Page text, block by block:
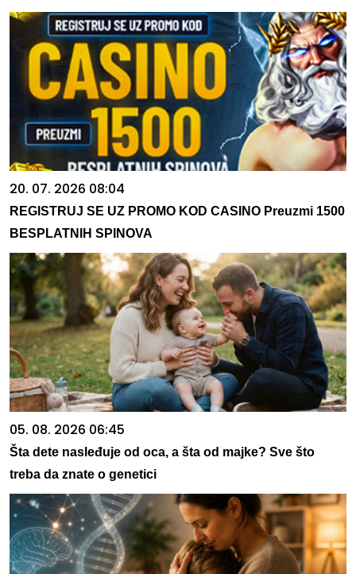
20. 07. 2026 08:04
REGISTRUJ SE UZ PROMO KOD CASINO Preuzmi 1500
BESPLATNIH SPINOVA
05. 08. 2026 06:45
Šta dete nasleđuje od oca, a šta od majke? Sve što
treba da znate o genetici